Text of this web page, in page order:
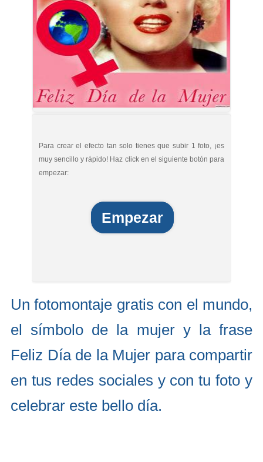
Para crear el efecto tan solo tienes que subir 1 foto, ¡es
muy sencillo y rápido! Haz click en el siguiente botón para
empezar:
Empezar
Un fotomontaje gratis con el mundo,
el símbolo de la mujer y la frase
Feliz Día de la Mujer para compartir
en tus redes sociales y con tu foto y
celebrar este bello día.